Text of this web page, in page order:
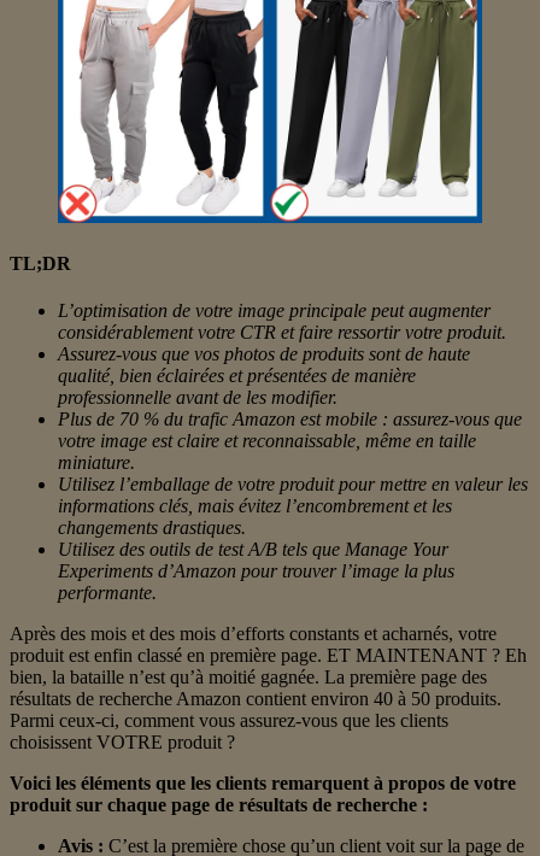
TL;DR
L’optimisation de votre image principale peut augmenter
considérablement votre CTR et faire ressortir votre produit.
Assurez-vous que vos photos de produits sont de haute
qualité, bien éclairées et présentées de manière
professionnelle avant de les modifier.
Plus de 70 % du trafic Amazon est mobile : assurez-vous que
votre image est claire et reconnaissable, même en taille
miniature.
Utilisez l’emballage de votre produit pour mettre en valeur les
informations clés, mais évitez l’encombrement et les
changements drastiques.
Utilisez des outils de test A/B tels que Manage Your
Experiments d’Amazon pour trouver l’image la plus
performante.
Après des mois et des mois d’efforts constants et acharnés, votre
produit est enfin classé en première page. ET MAINTENANT ? Eh
bien, la bataille n’est qu’à moitié gagnée. La première page des
résultats de recherche Amazon contient environ 40 à 50 produits.
Parmi ceux-ci, comment vous assurez-vous que les clients
choisissent VOTRE produit ?
Voici les éléments que les clients remarquent à propos de votre
produit sur chaque page de résultats de recherche :
Avis : C’est la première chose qu’un client voit sur la page de